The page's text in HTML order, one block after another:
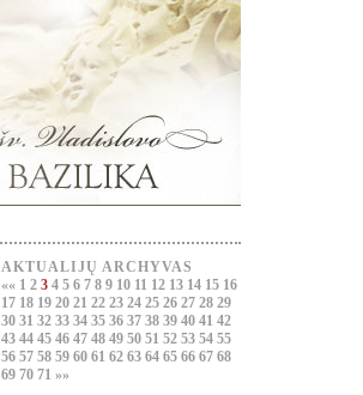
AKTUALIJŲ ARCHYVAS
«« 1 2 3 4 5 6 7 8 9 10 11 12 13 14 15 16
17 18 19 20 21 22 23 24 25 26 27 28 29
30 31 32 33 34 35 36 37 38 39 40 41 42
43 44 45 46 47 48 49 50 51 52 53 54 55
56 57 58 59 60 61 62 63 64 65 66 67 68
69 70 71 »»